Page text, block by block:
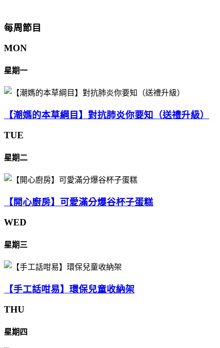
每周節目
MON
星期一
【潮媽的本草綱目】對抗肺炎你要知（送禮升級）
TUE
星期二
【開心廚房】可愛滿分爆谷杯子蛋糕
WED
星期三
【手工話咁易】環保兒童收納架
THU
星期四